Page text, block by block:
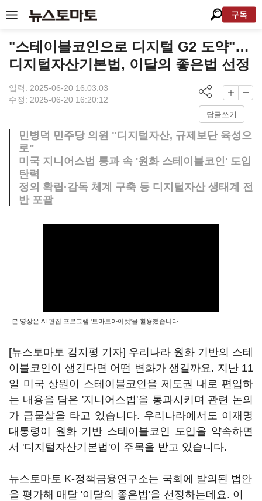
구독
"스테이블코인으로 디지털 G2 도약"…
디지털자산기본법, 이달의 좋은법 선정
입력: 2025-06-20 16:03:03
수정: 2025-06-20 16:20:12
답글쓰기
민병덕 민주당 의원 "디지털자산, 규제보단 육성으
로"
미국 지니어스법 통과 속 '원화 스테이블코인' 도입
탄력
정의 확립·감독 체계 구축 등 디지털자산 생태계 전
반 포괄
본 영상은 AI 편집 프로그램 '토마토아이컷'을 활용했습니다.
[뉴스토마토 김지평 기자] 우리나라 원화 기반의 스테
이블코인이 생긴다면 어떤 변화가 생길까요. 지난 11
일 미국 상원이 스테이블코인을 제도권 내로 편입하
는 내용을 담은 '지니어스법'을 통과시키며 관련 논의
가 급물살을 타고 있습니다. 우리나라에서도 이재명
대통령이 원화 기반 스테이블코인 도입을 약속하면
서 '디지털자산기본법'이 주목을 받고 있습니다.
뉴스토마토 K-정책금융연구소는 국회에 발의된 법안
을 평가해 매달 '이달의 좋은법'을 선정하는데요. 이